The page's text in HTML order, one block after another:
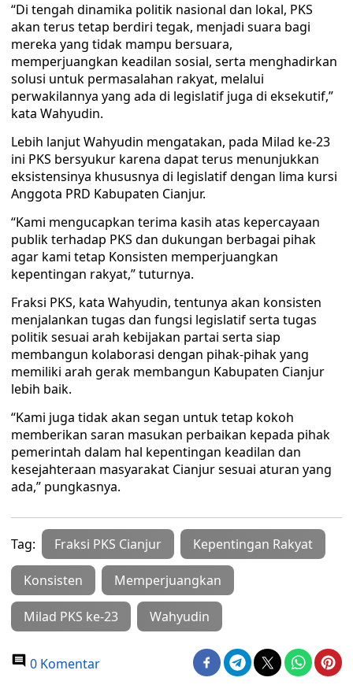
“Di tengah dinamika politik nasional dan lokal, PKS
akan terus tetap berdiri tegak, menjadi suara bagi
mereka yang tidak mampu bersuara,
memperjuangkan keadilan sosial, serta menghadirkan
solusi untuk permasalahan rakyat, melalui
perwakilannya yang ada di legislatif juga di eksekutif,”
kata Wahyudin.
Lebih lanjut Wahyudin mengatakan, pada Milad ke-23
ini PKS bersyukur karena dapat terus menunjukkan
eksistensinya khususnya di legislatif dengan lima kursi
Anggota PRD Kabupaten Cianjur.
“Kami mengucapkan terima kasih atas kepercayaan
publik terhadap PKS dan dukungan berbagai pihak
agar kami tetap Konsisten memperjuangkan
kepentingan rakyat,” tuturnya.
Fraksi PKS, kata Wahyudin, tentunya akan konsisten
menjalankan tugas dan fungsi legislatif serta tugas
politik sesuai arah kebijakan partai serta siap
membangun kolaborasi dengan pihak-pihak yang
memiliki arah gerak membangun Kabupaten Cianjur
lebih baik.
“Kami juga tidak akan segan untuk tetap kokoh
memberikan saran masukan perbaikan kepada pihak
pemerintah dalam hal kepentingan keadilan dan
kesejahteraan masyarakat Cianjur sesuai aturan yang
ada,” pungkasnya.
Tag: Fraksi PKS Cianjur Kepentingan Rakyat
Konsisten Memperjuangkan
Milad PKS ke-23 Wahyudin
0 Komentar